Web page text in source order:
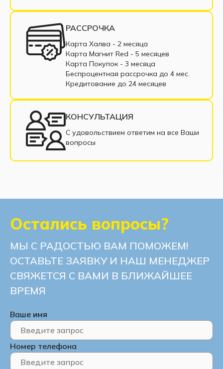
РАССРОЧКА
Карта Халва - 2 месяца
Карта Магнит Red - 5 месяцев
Карта Покупок - 3 месяца
Беспроцентная рассрочка до 4 мес.
Кредитование до 24 месяцев
КОНСУЛЬТАЦИЯ
С удовольствием ответим на все Ваши
вопросы
Остались вопросы?
МЫ С РАДОСТЬЮ ВАМ ПОМОЖЕМ!
ОСТАВЬТЕ ЗАЯВКУ И НАШ МЕНЕДЖЕР
СВЯЖЕТСЯ С ВАМИ В БЛИЖАЙШЕЕ
ВРЕМЯ
Ваше имя
Номер телефона